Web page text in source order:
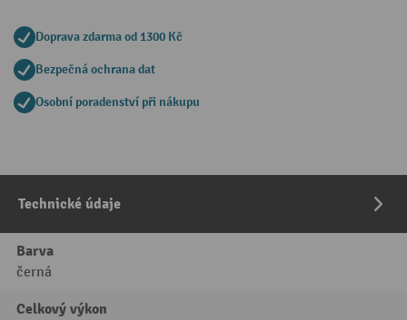
Doprava zdarma od 1300 Kč
Bezpečná ochrana dat
Osobní poradenství při nákupu
Technické údaje
Barva
černá
Celkový výkon